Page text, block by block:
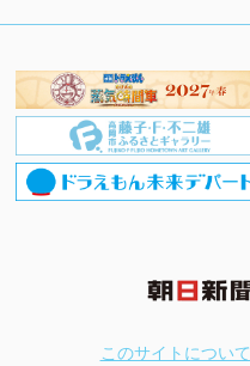
このサイトについて